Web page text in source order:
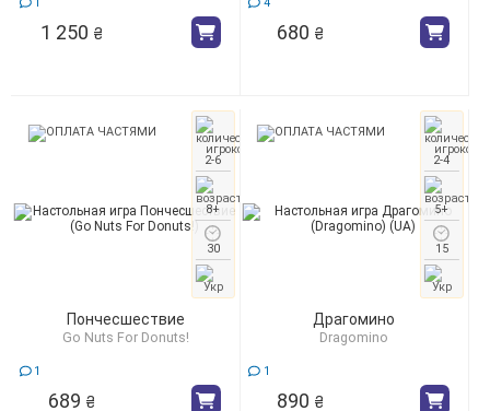
1
1 250 ₴
4
680 ₴
Пончесшествие
Go Nuts For Donuts!
2-6
8+
30
1
689 ₴
Драгомино
Dragomino
2-4
5+
15
1
890 ₴